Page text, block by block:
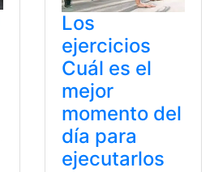
Los
ejercicios
Cuál es el
mejor
momento del
día para
ejecutarlos